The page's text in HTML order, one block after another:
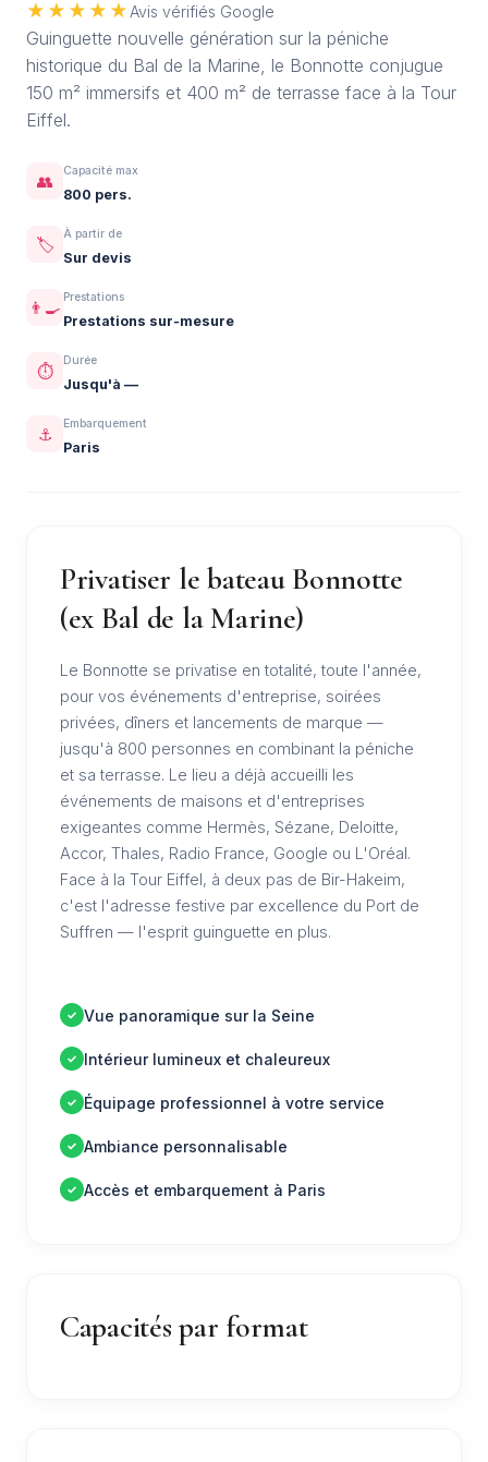
★★★★★ Avis vérifiés Google
Guinguette nouvelle génération sur la péniche
historique du Bal de la Marine, le Bonnotte conjugue
150 m² immersifs et 400 m² de terrasse face à la Tour
Eiffel.
👥 Capacité max
800 pers.
🏷️ À partir de
Sur devis
👨‍🍳 Prestations
Prestations sur-mesure
⏱️ Durée
Jusqu'à —
⚓ Embarquement
Paris
Privatiser le bateau Bonnotte
(ex Bal de la Marine)
Le Bonnotte se privatise en totalité, toute l'année,
pour vos événements d'entreprise, soirées
privées, dîners et lancements de marque —
jusqu'à 800 personnes en combinant la péniche
et sa terrasse. Le lieu a déjà accueilli les
événements de maisons et d'entreprises
exigeantes comme Hermès, Sézane, Deloitte,
Accor, Thales, Radio France, Google ou L'Oréal.
Face à la Tour Eiffel, à deux pas de Bir-Hakeim,
c'est l'adresse festive par excellence du Port de
Suffren — l'esprit guinguette en plus.
Vue panoramique sur la Seine
Intérieur lumineux et chaleureux
Équipage professionnel à votre service
Ambiance personnalisable
Accès et embarquement à Paris
Capacités par format